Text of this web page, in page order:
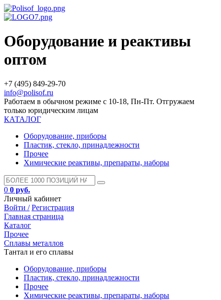
Оборудование и реактивы
оптом
+7 (495) 849-29-70
info@polisof.ru
Работаем в обычном режиме с 10-18, Пн-Пт. Отгружаем
только юридическим лицам
КАТАЛОГ
Оборудование, приборы
Пластик, стекло, принадлежности
Прочее
Химические реактивы, препараты, наборы
0 0 руб.
Личный кабинет
Войти / Регистрация
Главная страница
Каталог
Прочее
Сплавы металлов
Тантал и его сплавы
Оборудование, приборы
Пластик, стекло, принадлежности
Прочее
Химические реактивы, препараты, наборы